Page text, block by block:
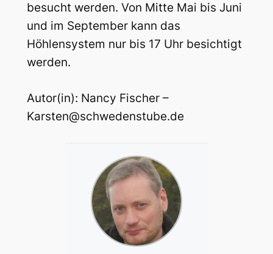
besucht werden. Von Mitte Mai bis Juni
und im September kann das
Höhlensystem nur bis 17 Uhr besichtigt
werden.
Autor(in): Nancy Fischer –
Karsten@schwedenstube.de